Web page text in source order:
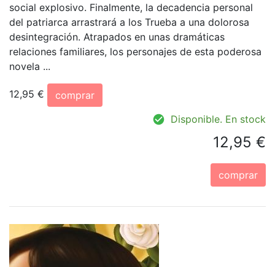
social explosivo. Finalmente, la decadencia personal
del patriarca arrastrará a los Trueba a una dolorosa
desintegración. Atrapados en unas dramáticas
relaciones familiares, los personajes de esta poderosa
novela ...
12,95 €
comprar
Disponible. En stock
12,95 €
comprar